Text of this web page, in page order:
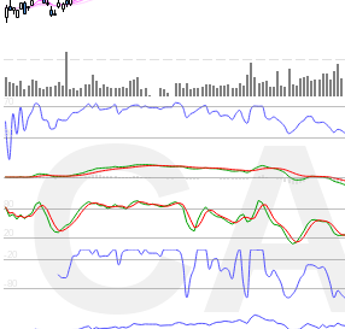
30
70
80